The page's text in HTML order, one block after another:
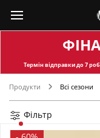
Термін відправкидо 7
Продукти Всі сезони
Фільтр